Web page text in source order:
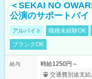
＜SEKAI NO
公演のサポートバイ
アルバイト 職種未経験OK
ブランクOK
給与
時給1250円～
交通費別途支給